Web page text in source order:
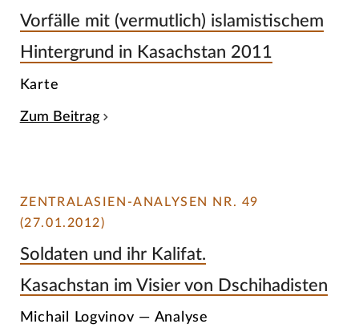
Vorfälle mit (vermutlich) islamistischem
Hintergrund in Kasachstan 2011
Karte
Zum Beitrag
ZENTRALASIEN-ANALYSEN NR. 49
(27.01.2012)
Soldaten und ihr Kalifat.
Kasachstan im Visier von Dschihadisten
Michail Logvinov — Analyse